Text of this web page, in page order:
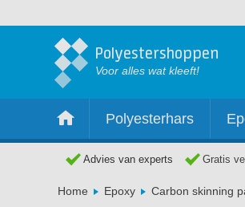
Polyestershoppen
Voor alles wat kleeft!
Polyesterhars
Advies van experts Gratis
Home Epoxy Carbon skinning